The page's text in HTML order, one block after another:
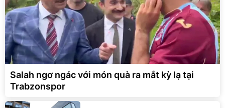
Salah ngơ ngác với món quà ra mắt kỳ lạ tại
Trabzonspor